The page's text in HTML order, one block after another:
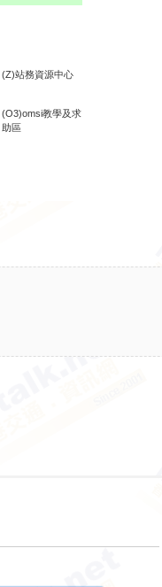
(Z)站務資源中心
(O3)omsi教學及求
助區